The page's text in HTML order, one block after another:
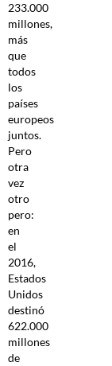
233.000
millones,
más
que
todos
los
países
europeos
juntos.
Pero
otra
vez
otro
pero:
en
el
2016,
Estados
Unidos
destinó
622.000
millones
de